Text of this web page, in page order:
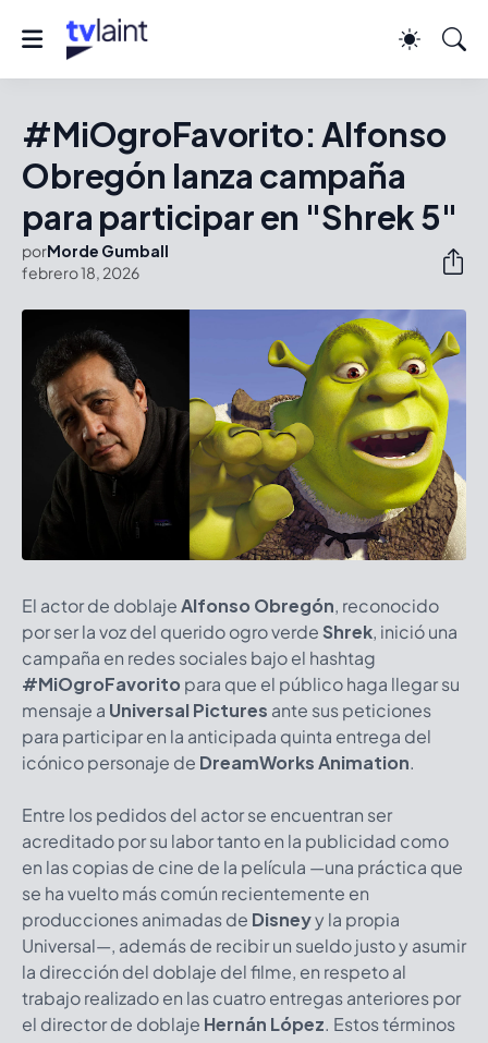
#MiOgroFavorito: Alfonso
Obregón lanza campaña
para participar en "Shrek 5"
porMorde Gumball
febrero 18, 2026
El actor de doblajeAlfonso Obregón, reconocido
por ser la voz del querido ogro verde Shrek, inició una
campaña en redes sociales bajo el hashtag
#MiOgroFavorito para que el público haga llegar su
mensaje a Universal Pictures ante sus peticiones
para participar en la anticipada quinta entrega del
icónico personaje de DreamWorks Animation.
Entre los pedidos del actor se encuentran ser
acreditado por su labor tanto en la publicidad como
en las copias de cine de la película —una práctica que
se ha vuelto más común recientemente en
producciones animadas de Disneyy la propia
Universal—, además de recibir un sueldo justo y asumir
la dirección del doblaje del filme, en respeto al
trabajo realizado en las cuatro entregas anteriores por
el director de doblaje Hernán López. Estos términos